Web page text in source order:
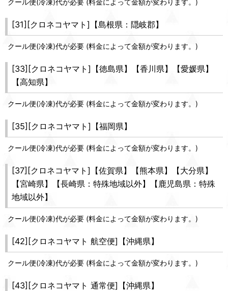
クール便(冷凍)代が必要 (料金によって金額が変わります。)
[31][クロネコヤマト]【島根県：隠岐郡】
クール便(冷凍)代が必要 (料金によって金額が変わります。)
[33][クロネコヤマト]【徳島県】【香川県】【愛媛県】
【高知県】
クール便(冷凍)代が必要 (料金によって金額が変わります。)
[35][クロネコヤマト]【福岡県】
クール便(冷凍)代が必要 (料金によって金額が変わります。)
[37][クロネコヤマト]【佐賀県】【熊本県】【大分県】
【宮崎県】【長崎県：特殊地域以外】【鹿児島県：特殊
地域以外】
クール便(冷凍)代が必要 (料金によって金額が変わります。)
[42][クロネコヤマト 航空便]【沖縄県】
クール便(冷凍)代が必要 (料金によって金額が変わります。)
[43][クロネコヤマト 通常便]【沖縄県】